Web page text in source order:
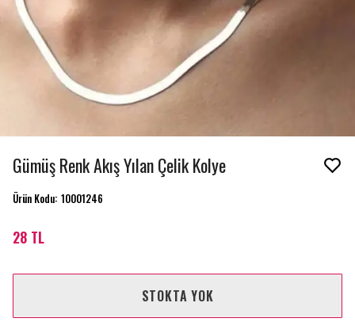
Gümüş Renk Akış Yılan Çelik Kolye
Ürün Kodu: 10001246
28 TL
STOKTA YOK